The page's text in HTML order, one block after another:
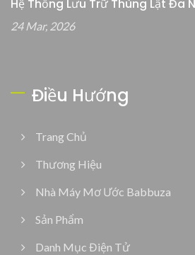
Hệ Thống Lưu Trữ Thùng Lật Đa
24 Mar, 2026
Điều Hướng
Trang Chủ
Thương Hiệu
Nhà Máy Mơ Ước Babbuza
Sản Phẩm
Danh Mục Điện Tử